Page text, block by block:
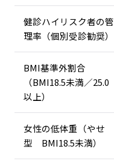
健診ハイリスク者の管
理率（個別受診勧奨）
BMI基準外割合
（BMI18.5未満／25.0
以上）
女性の低体重（やせ
型 BMI18.5未満）